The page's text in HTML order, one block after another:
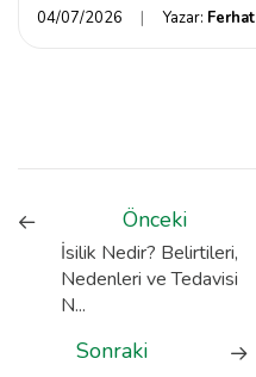
04/07/2026 Yazar: Ferhat
Önceki
İsilik Nedir? Belirtileri,
Nedenleri ve Tedavisi
N...
Sonraki